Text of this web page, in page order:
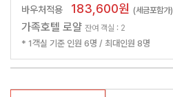
바우처적용 183,600원 (세금포함가)
가족호텔 로얄 잔여 객실 : 2
* 1객실 기준 인원 6명 / 최대인원 8명